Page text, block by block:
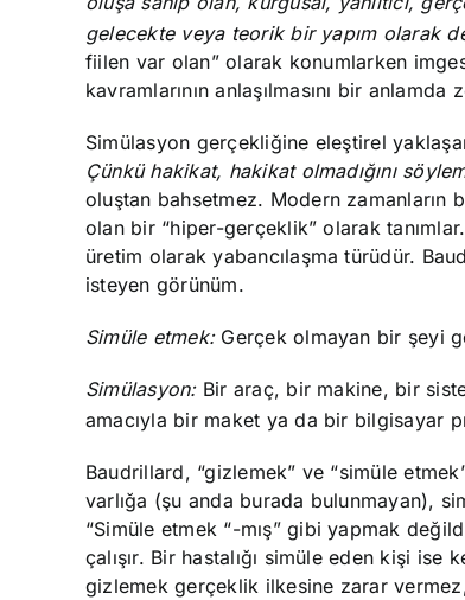
gelecekte veya teorik bir yapım olarak
fiilen var olan” olarak konumlarken
kavramlarının anlaşılmasını bir anlamda
Simülasyon gerçekliğine eleştirel
Çünkü hakikat, hakikat olmadığını
oluştan bahsetmez. Modern zamanların
olan bir “hiper-gerçeklik” olarak
üretim olarak yabancılaşma türüdür.
isteyen görünüm.
Simüle etmek:Gerçek olmayan bir şeyi
Simülasyon:Bir araç, bir makine, bir
amacıyla bir maket ya da bir bilgisayar
Baudrillard, “gizlemek” ve “simüle
varlığa (şu anda burada bulunmayan),
“Simüle etmek “-mış” gibi yapmak
çalışır. Bir hastalığı simüle eden kişi
gizlemek gerçeklik ilkesine zarar